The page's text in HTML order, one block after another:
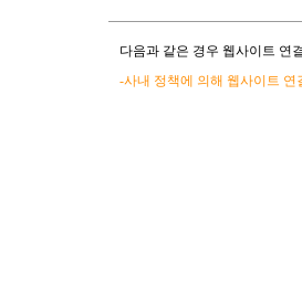
다음과 같은 경우 웹사이트 연
-사내 정책에 의해 웹사이트